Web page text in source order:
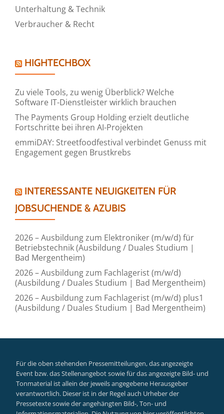
Unterhaltung & Technik
Verbraucher & Recht
HIGHTECHBOX
Zu viele Tools, zu wenig Überblick? Welche
Software IT-Dienstleister wirklich brauchen
The Payments Group Holding erzielt deutliche
Fortschritte bei ihren AI-Projekten
emmiDAY: Streetfoodfestival verbindet Genuss mit
Engagement gegen Brustkrebs
INTERESSANTE NEUIGKEITEN FÜR
JOBSUCHENDE & AZUBIS
2026 – Ausbildung zum Elektroniker (m/w/d) für
Betriebstechnik (Ausbildung / Duales Studium |
Bad Mergentheim)
2026 – Ausbildung zum Fachlagerist (m/w/d)
(Ausbildung / Duales Studium | Bad Mergentheim)
2026 – Ausbildung zum Fachlagerist (m/w/d) plus1
(Ausbildung / Duales Studium | Bad Mergentheim)
Für die oben stehenden Pressemitteilungen, das angezeigte
Event bzw. das Stellenangebot sowie für das angezeigte Bild- und
Tonmaterial ist allein der jeweils angegebene Herausgeber
verantwortlich. Dieser ist in der Regel auch Urheber der
Pressetexte sowie der angehängten Bild-, Ton- und